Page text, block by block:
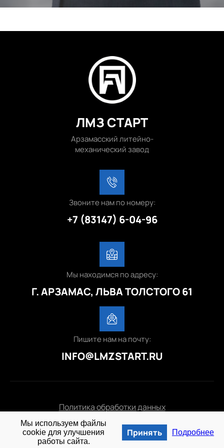
ЛМЗ СТАРТ
Арзамасский литейно-
механический завод
+7 (83147) 6-04-96
Звоните нам по номеру:
Г. АРЗАМАС, ЛЬВА ТОЛСТОГО 61
Мы находимся по адресу:
INFO@LMZSTART.RU
Пишите нам на почту:
Политика обработки данных
© 2025 lmzstart.ru
Мы используем файлы
cookie для улучшения
работы сайта.
Принять Подробнее